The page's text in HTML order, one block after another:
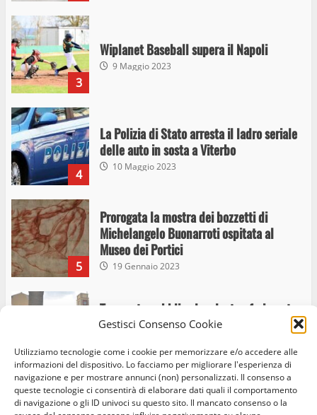
Gestisci Consenso Cookie
Utilizziamo tecnologie come i cookie per memorizzare e/o accedere alle
informazioni del dispositivo. Lo facciamo per migliorare l'esperienza di
navigazione e per mostrare annunci (non) personalizzati. Il consenso a
queste tecnologie ci consentirà di elaborare dati quali il comportamento
di navigazione o gli ID univoci su questo sito. Il mancato consenso o la
3
Wiplanet Baseball supera il Napoli
9 Maggio 2023
4
La Polizia di Stato arresta il ladro seriale
delle auto in sosta a Viterbo
10 Maggio 2023
5
Prorogata la mostra dei bozzetti di
Michelangelo Buonarroti ospitata al
Museo dei Portici
19 Gennaio 2023
6
Trasporto pubblico locale, trasferimento
capolinea al terminal Riello dal 15 al 17
15 Giugno 2023
Giochi Sportivi Studenteschi di Atletica a